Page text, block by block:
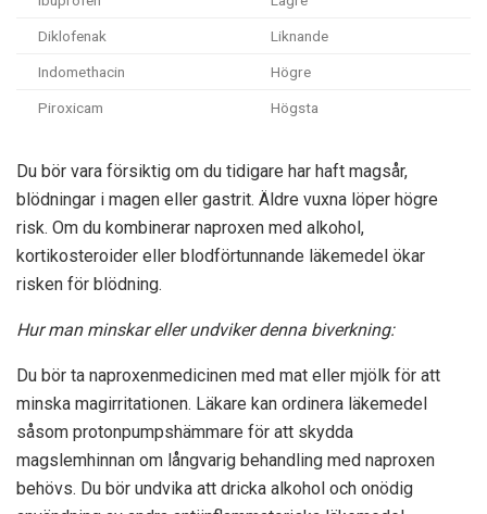
Diklofenak Liknande
Indomethacin Högre
Piroxicam Högsta
Du bör vara försiktig om du tidigare har haft magsår,
blödningar i magen eller gastrit. Äldre vuxna löper högre
risk. Om du kombinerar naproxen med alkohol,
kortikosteroider eller blodförtunnande läkemedel ökar
risken för blödning.
Hur man minskar eller undviker denna biverkning:
Du bör ta naproxenmedicinen med mat eller mjölk för att
minska magirritationen. Läkare kan ordinera läkemedel
såsom protonpumpshämmare för att skydda
magslemhinnan om långvarig behandling med naproxen
behövs. Du bör undvika att dricka alkohol och onödig